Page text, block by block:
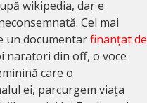
wikipedia, dar e
Cel mai
un documentarfinanțat de
naratori din off, o voce
care o
ei, parcurgem viața